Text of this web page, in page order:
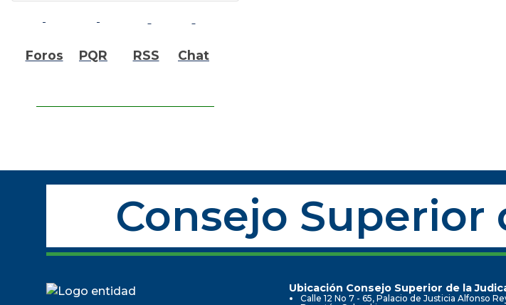
Foros PQR RSS Chat
Consejo Superior
Ubicación Consejo Superior de la
Calle 12 No 7 - 65, Palacio de Justicia Alfonso